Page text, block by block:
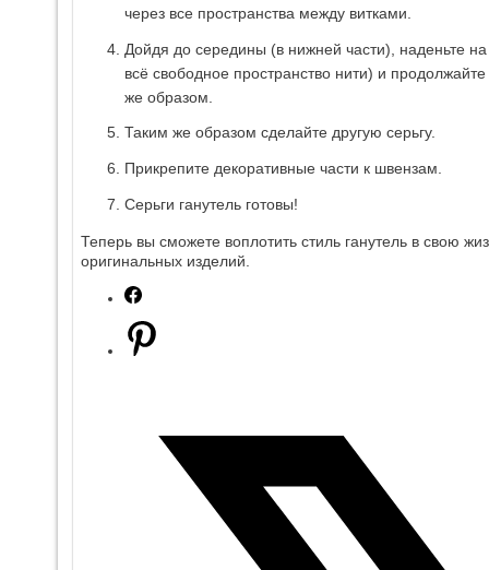
через все пространства между витками.
Дойдя до середины (в нижней части), наденьте
всё свободное пространство нити) и
же образом.
Таким же образом сделайте другую серьгу.
Прикрепите декоративные части к швензам.
Серьги ганутель готовы!
Теперь вы сможете воплотить стиль ганутель в свою
оригинальных изделий.